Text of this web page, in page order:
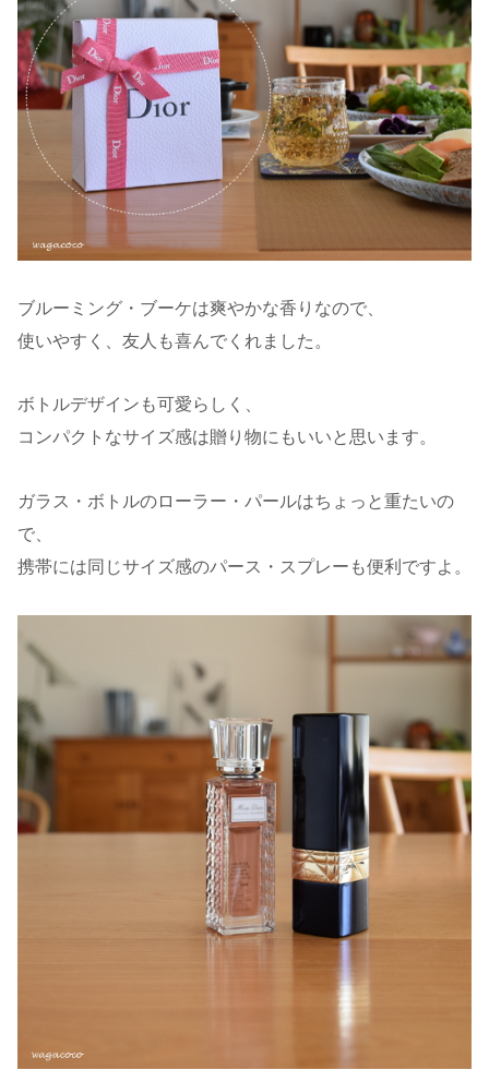
ブルーミング・ブーケは爽やかな香りなので、
使いやすく、友人も喜んでくれました。
ボトルデザインも可愛らしく、
コンパクトなサイズ感は贈り物にもいいと思います。
ガラス・ボトルのローラー・パールはちょっと重たいの
で、
携帯には同じサイズ感のパース・スプレーも便利ですよ。